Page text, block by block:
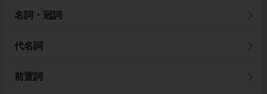
名詞・冠詞
代名詞
前置詞